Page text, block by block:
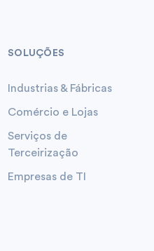
SOLUÇÕES
Industrias & Fábricas
Comércio e Lojas
Serviços de
Terceirização
Empresas de TI